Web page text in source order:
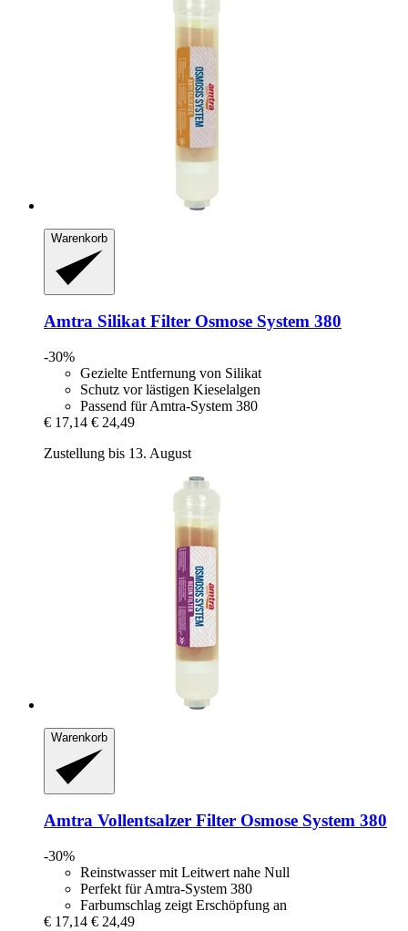
Warenkorb
Amtra Silikat Filter Osmose System 380
-30%
Gezielte Entfernung von Silikat
Schutz vor lästigen Kieselalgen
Passend für Amtra-System 380
€ 17,14 € 24,49
Zustellung bis 13. August
Warenkorb
Amtra Vollentsalzer Filter Osmose System 380
-30%
Reinstwasser mit Leitwert nahe Null
Perfekt für Amtra-System 380
Farbumschlag zeigt Erschöpfung an
€ 17,14 € 24,49